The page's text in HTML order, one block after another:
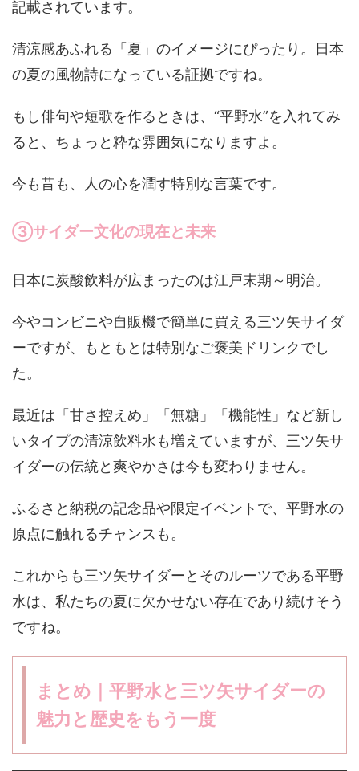
記載されています。
清涼感あふれる「夏」のイメージにぴったり。日本
の夏の風物詩になっている証拠ですね。
もし俳句や短歌を作るときは、“平野水”を入れてみ
ると、ちょっと粋な雰囲気になりますよ。
今も昔も、人の心を潤す特別な言葉です。
③サイダー文化の現在と未来
日本に炭酸飲料が広まったのは江戸末期～明治。
今やコンビニや自販機で簡単に買える三ツ矢サイダ
ーですが、もともとは特別なご褒美ドリンクでし
た。
最近は「甘さ控えめ」「無糖」「機能性」など新し
いタイプの清涼飲料水も増えていますが、三ツ矢サ
イダーの伝統と爽やかさは今も変わりません。
ふるさと納税の記念品や限定イベントで、平野水の
原点に触れるチャンスも。
これからも三ツ矢サイダーとそのルーツである平野
水は、私たちの夏に欠かせない存在であり続けそう
ですね。
まとめ｜平野水と三ツ矢サイダーの
魅力と歴史をもう一度